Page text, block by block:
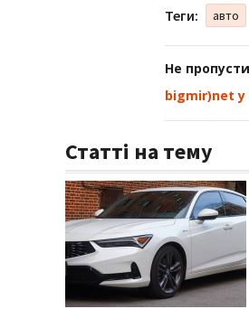
Теги: авто
Не
bigmir)net
Статті на тему